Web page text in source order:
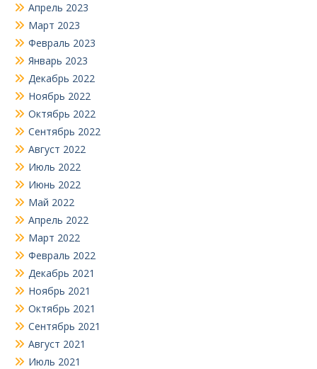
Апрель 2023
Март 2023
Февраль 2023
Январь 2023
Декабрь 2022
Ноябрь 2022
Октябрь 2022
Сентябрь 2022
Август 2022
Июль 2022
Июнь 2022
Май 2022
Апрель 2022
Март 2022
Февраль 2022
Декабрь 2021
Ноябрь 2021
Октябрь 2021
Сентябрь 2021
Август 2021
Июль 2021